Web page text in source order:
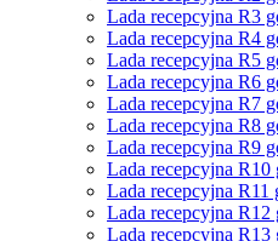
Lada recepcyjna R3
Lada recepcyjna R4
Lada recepcyjna R5
Lada recepcyjna R6
Lada recepcyjna R7
Lada recepcyjna R8
Lada recepcyjna R9
Lada recepcyjna
Lada recepcyjna
Lada recepcyjna
Lada recepcyjna